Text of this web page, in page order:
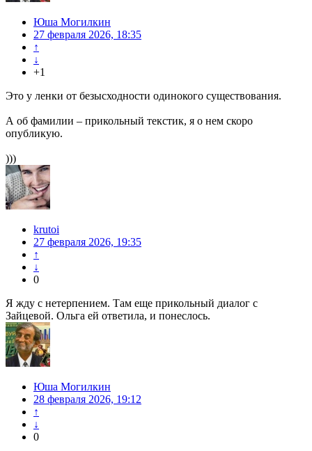
Юша Могилкин
27 февраля 2026, 18:35
↑
↓
+1
Это у ленки от безысходности одинокого существования.
А об фамилии – прикольный текстик, я о нем скоро
опубликую.
)))
krutoi
27 февраля 2026, 19:35
↑
↓
0
Я жду с нетерпением. Там еще прикольный диалог с
Зайцевой. Ольга ей ответила, и понеслось.
Юша Могилкин
28 февраля 2026, 19:12
↑
↓
0